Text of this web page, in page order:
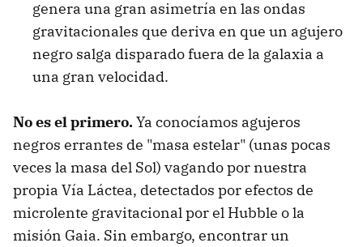
genera una gran asimetría en las ondas
gravitacionales que deriva en que un agujero
negro salga disparado fuera de la galaxia a
una gran velocidad.
No es el primero.Ya conocíamos agujeros
negros errantes de "masa estelar" (unas pocas
veces la masa del Sol) vagando por nuestra
propia Vía Láctea, detectados por efectos de
microlente gravitacional por el Hubble o la
misión Gaia. Sin embargo, encontrar un